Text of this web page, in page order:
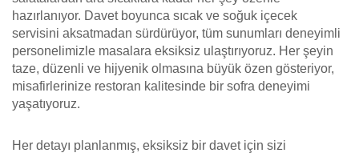
hazırlanıyor. Davet boyunca sıcak ve soğuk içecek
servisini aksatmadan sürdürüyor, tüm sunumları deneyimli
personelimizle masalara eksiksiz ulaştırıyoruz. Her şeyin
taze, düzenli ve hijyenik olmasına büyük özen gösteriyor,
misafirlerinize restoran kalitesinde bir sofra deneyimi
yaşatıyoruz.
Her detayı planlanmış, eksiksiz bir davet için sizi